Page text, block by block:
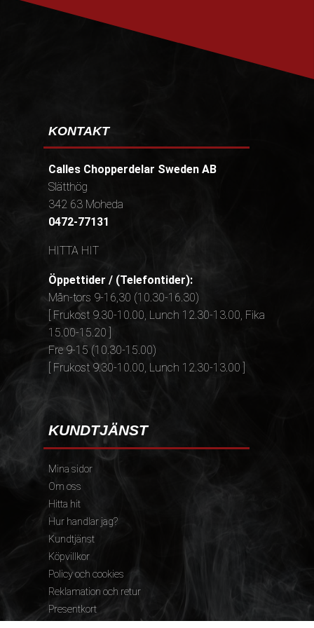
KONTAKT
Calles Chopperdelar Sweden AB
Slätthög
342 63 Moheda
0472-77131
HITTA HIT
Öppettider / (Telefontider):
Mån-tors 9-16,30 (10.30-16.30)
[ Frukost 9.30-10.00, Lunch 12.30-13.00, Fika
15.00-15.20 ]
Fre 9-15 (10.30-15.00)
[ Frukost 9.30-10.00, Lunch 12.30-13.00 ]
KUNDTJÄNST
Mina sidor
Om oss
Hitta hit
Hur handlar jag?
Kundtjänst
Köpvillkor
Policy och cookies
Reklamation och retur
Presentkort